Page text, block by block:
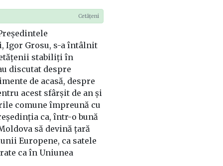
Cetățeni
Igor Grosu, s-a întâlnit
stabiliți în
discutat despre
de acasă, despre
acest sfârșit de an și
comune împreună cu
ca, într-o bună
să devină țară
Europene, ca satele
ca în Uniunea